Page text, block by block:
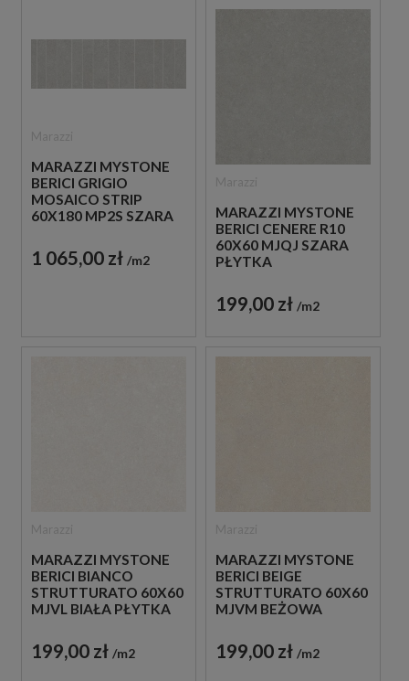
MARAZZI MYSTONE
BERICI GRIGIO
MOSAICO STRIP
60X180 MP2S SZARA
DEKORACYJNA
1 065,00 zł m2
MARAZZI MYSTONE
BERICI CENERE R10
60X60 MJQJ SZARA
PŁYTKA
IMITUJĄCA KAMIEŃ
199,00 zł m2
MARAZZI MYSTONE
BERICI BIANCO
STRUTTURATO 60X60
MJVL BIAŁA PŁYTKA
IMITUJĄCA KAMIEŃ
199,00 zł m2
MARAZZI MYSTONE
BERICI BEIGE
STRUTTURATO 60X60
MJVM BEŻOWA
STRUKTURALNA
IMITUJĄCA KAMIEŃ
199,00 zł m2